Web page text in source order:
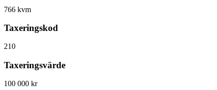
766 kvm
Taxeringskod
210
Taxeringsvärde
100 000 kr